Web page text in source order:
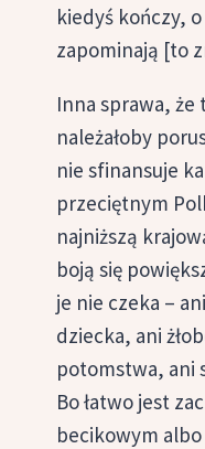
kiedyś kończy,
zapominają [to
Inna sprawa,
należałoby
nie sfinansuje
przeciętnym
najniższą
boją się
je nie czeka –
dziecka, ani
potomstwa, ani
Bo łatwo jest
becikowym albo